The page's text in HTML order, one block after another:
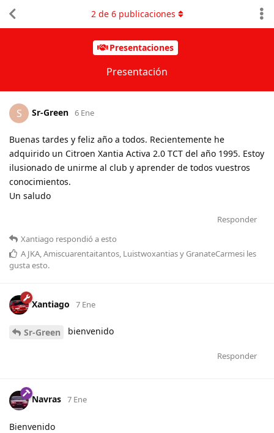
Presentaciones
Presentación
2de 6publicaciones
S Sr-Green 6 Ene
Buenas tardes y feliz año a todos. Recientemente he
adquirido un Citroen Xantia Activa 2.0 TCT del año 1995. Estoy
ilusionado de unirme al club y aprender de todos vuestros
conocimientos.
Un saludo
Responder
Xantiago respondió a esto
A JKA,Amiscuarentaitantos, Luistwoxantiasy GranateCarmesi les
gusta esto.
Xantiago 7 Ene
Sr-Green bienvenido
Responder
Navras 7 Ene
Bienvenido